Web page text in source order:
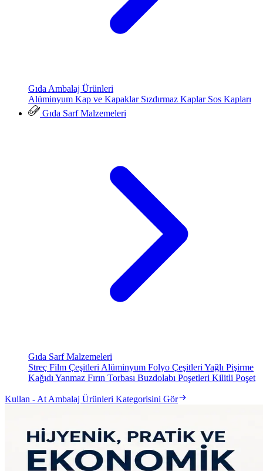
Gıda Ambalaj Ürünleri
Alüminyum Kap ve Kapaklar Sızdırmaz Kaplar Sos Kapları
Gıda Sarf Malzemeleri
Gıda Sarf Malzemeleri
Streç Film Çeşitleri Alüminyum Folyo Çeşitleri Yağlı Pişirme
Kağıdı Yanmaz Fırın Torbası Buzdolabı Poşetleri Kilitli Poşet
Kullan - At Ambalaj Ürünleri Kategorisini Gör